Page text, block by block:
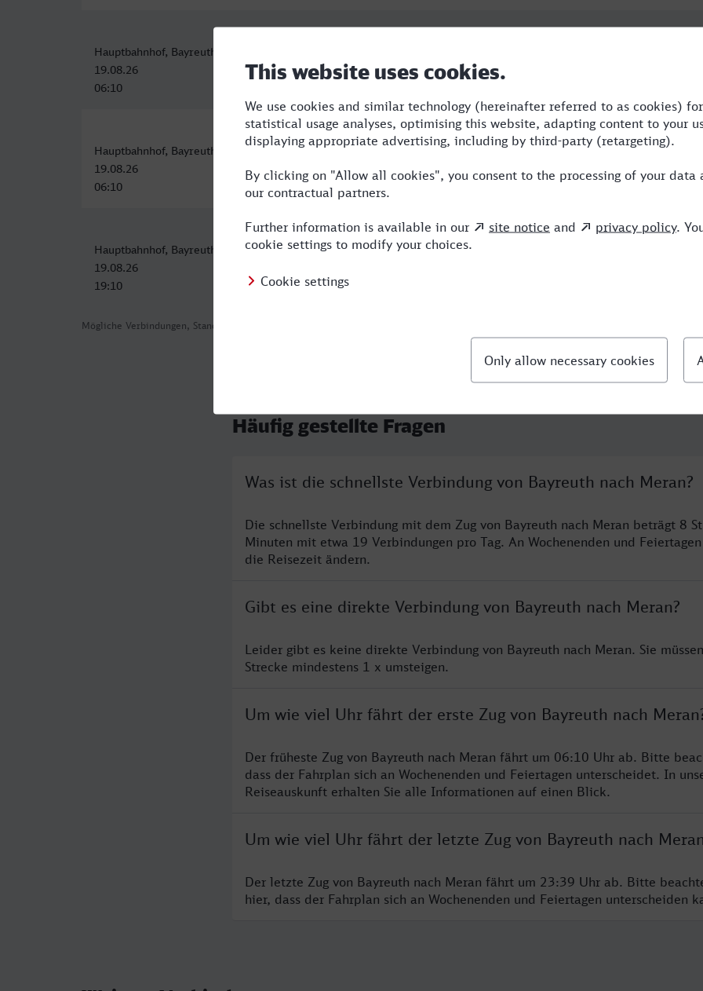
Mögliche Verbindungen, Stand: 2026-08-05 17:05
Hauptbahnhof, Bayreuth
19.08.26
06:10
19.08.26
Hauptbahnhof, Bayreuth
19.08.26
06:10
Merano/Meran
19.08.26
14:15
8:05 3 BUS,R,RJ,ICE
Hauptbahnhof, Bayreuth
19.08.26
19:10
Merano/Meran
08:45
13:35
Häufig gestellte Fragen
Was ist die schnellste Verbindung von Bayreuth nach Meran?
Die schnellste Verbindung mit dem Zug von Bayreuth nach Meran beträgt 8
Minuten mit etwa 19 Verbindungen pro Tag. An Wochenenden und
die Reisezeit ändern.
Gibt es eine direkte Verbindung von Bayreuth nach Meran?
Leider gibt es keine direkte Verbindung von Bayreuth nach Meran. Sie
Strecke mindestens 1 x umsteigen.
Um wie viel Uhr fährt der erste Zug von Bayreuth nach
Der früheste Zug von Bayreuth nach Meran fährt um 06:10 Uhr ab. Bitte
dass der Fahrplan sich an Wochenenden und Feiertagen unterscheidet. In
Reiseauskunft erhalten Sie alle Informationen auf einen Blick.
Um wie viel Uhr fährt der letzte Zug von Bayreuth nach
Der letzte Zug von Bayreuth nach Meran fährt um 23:39 Uhr ab. Bitte
hier, dass der Fahrplan sich an Wochenenden und Feiertagen unterscheiden